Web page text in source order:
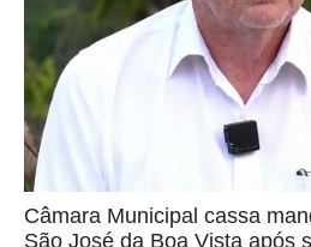
Câmara Municipal cassa
São José da Boa Vista após